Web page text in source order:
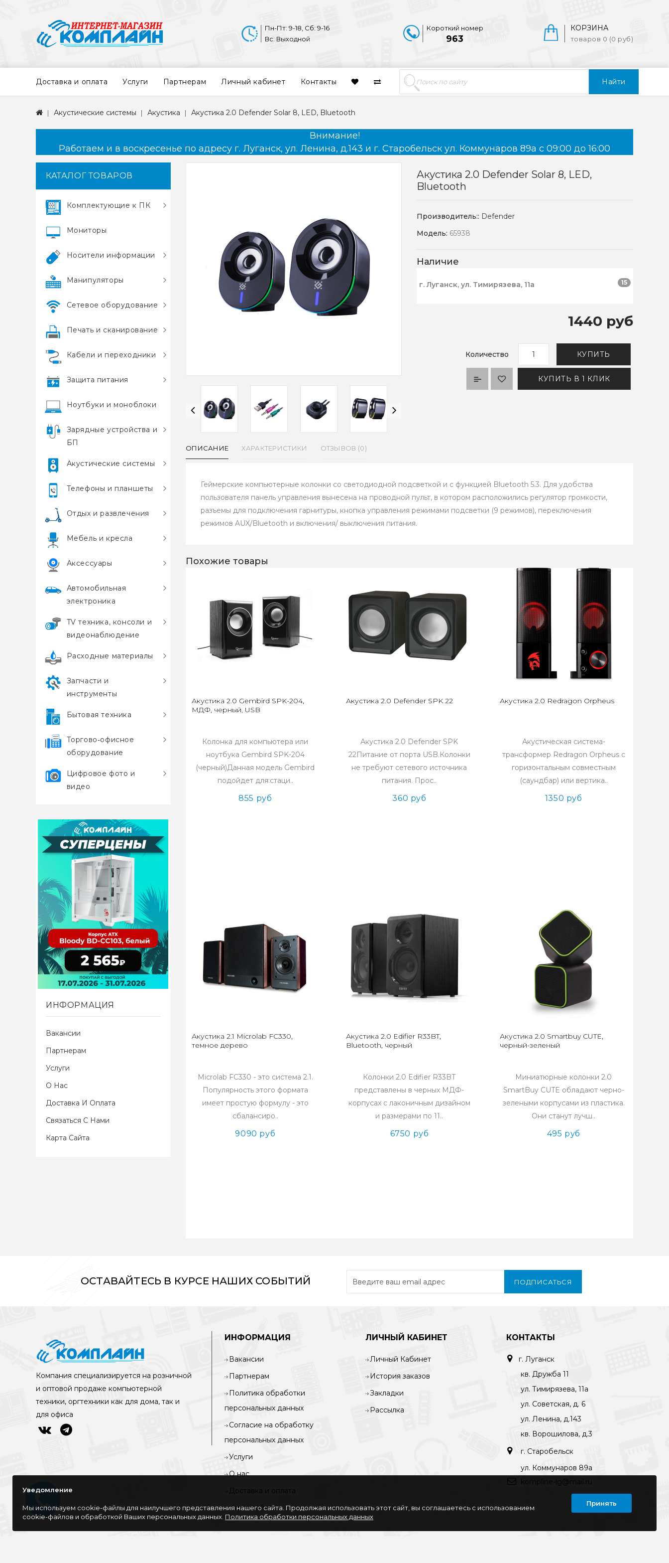
Найти
КОРЗИНА
товаров 0 (0 руб)
Короткий номер
963
Пн-Пт: 9-18, Сб: 9-16
Вс: Выходной
Доставка и оплата Услуги Партнерам Личный кабинет Контакты
Акустические системы Акустика Акустика 2.0 Defender Solar 8, LED, Bluetooth
Внимание!
Работаем и в воскресенье по адресу г. Луганск, ул. Ленина, д.143 и г. Старобельск ул. Коммунаров 89а с 09:00 до 16:00
КАТАЛОГ ТОВАРОВ
Комплектующие к ПК
Мониторы
Носители информации
Манипуляторы
Сетевое оборудование
Печать и сканирование
Кабели и переходники
Защита питания
Ноутбуки и моноблоки
Зарядные устройства и
БП
Акустические системы
Телефоны и планшеты
Отдых и развлечения
Мебель и кресла
Аксессуары
Автомобильная
электроника
TV техника, консоли и
видеонаблюдение
Расходные материалы
Запчасти и
инструменты
Бытовая техника
Торгово‑офисное
оборудование
Цифровое фото и
видео
ИНФОРМАЦИЯ
Вакансии
Партнерам
Услуги
О Нас
Доставка И Оплата
Связаться С Нами
Карта Сайта
Акустика 2.0 Defender Solar 8, LED,
Bluetooth
Производитель:: Defender
Модель: 65938
Наличие
г. Луганск, ул. Тимирязева, 11а 15
1440 руб
Количество КУПИТЬ
КУПИТЬ В 1 КЛИК
ОПИСАНИЕ ХАРАКТЕРИСТИКИ ОТЗЫВОВ (0)
Геймерские компьютерные колонки со светодиодной подсветкой и с функцией Bluetooth 5.3. Для удобства
пользователя панель управления вынесена на проводной пульт, в котором расположились регулятор громкости,
разъемы для подключения гарнитуры, кнопка управления режимами подсветки (9 режимов), переключения
режимов AUX/Bluetooth и включения/ выключения питания.
Похожие товары
Акустика 2.0 Gembird SPK-204,
МДФ, черный, USB
Колонка для компьютера или
ноутбука Gembird SPK-204
(черный)Данная модель Gembird
подойдет для:стаци..
855 руб
Акустика 2.0 Defender SPK 22
Акустика 2.0 Defender SPK
22Питание от порта USB.Колонки
не требуют сетевого источника
питания. Прос..
360 руб
Акустика 2.0 Redragon Orpheus
Акустическая система-
трансформер Redragon Orpheus с
горизонтальным совместным
(саундбар) или вертика..
1350 руб
Акустика 2.1 Microlab FC330,
темное дерево
Microlab FC330 - это система 2.1.
Популярность этого формата
имеет простую формулу - это
сбалансиро..
9090 руб
Акустика 2.0 Edifier R33BT,
Bluetooth, черный
Колонки 2.0 Edifier R33BT
представлены в черных МДФ-
корпусах с лаконичным дизайном
и размерами по 11..
6750 руб
Акустика 2.0 Smartbuy CUTE,
черный-зеленый
Миниатюрные колонки 2.0
SmartBuy CUTE обладают черно-
зелеными корпусами из пластика.
Они станут лучш..
495 руб
ОСТАВАЙТЕСЬ В КУРСЕ НАШИХ СОБЫТИЙ ПОДПИСАТЬСЯ
Компания специализируется на розничной
и оптовой продаже компьютерной
техники, оргтехники как для дома, так и
для офиса
ИНФОРМАЦИЯ
Вакансии
Партнерам
Политика обработки
персональных данных
Согласие на обработку
персональных данных
Услуги
О нас
Доставка и оплата
Карта сайта
ЛИЧНЫЙ КАБИНЕТ
Личный Кабинет
История заказов
Закладки
Рассылка
КОНТАКТЫ
г. Луганск
кв. Дружба 11
ул. Тимирязева, 11а
ул. Советская, д. 6
ул. Ленина, д.143
кв. Ворошилова, д.3
г. Старобельск
ул. Коммунаров 89а
kompline-lg@mail.ru
Уведомление
Мы используем cookie-файлы для наилучшего представления нашего сайта. Продолжая использовать этот сайт, вы соглашаетесь с использованием
cookie-файлов и обработкой Ваших персональных данных. Политика обработки персональных данных
Принять